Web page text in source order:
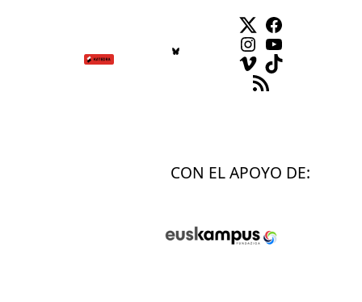
TwitterFacebook
Instagram
YouTube
VimeoTikTok
Feed RSS
CON EL APOYO DE: